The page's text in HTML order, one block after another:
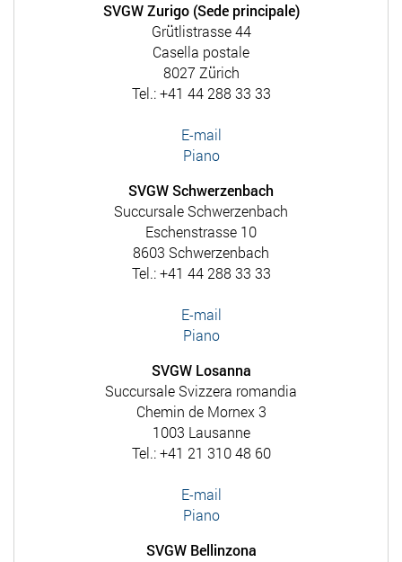
SVGW Zurigo (Sede principale)
Grütlistrasse 44
Casella postale
8027 Zürich
Tel.: +41 44 288 33 33
E-mail
Piano
SVGW Schwerzenbach
Succursale Schwerzenbach
Eschenstrasse 10
8603 Schwerzenbach
Tel.: +41 44 288 33 33
E-mail
Piano
SVGW Losanna
Succursale Svizzera romandia
Chemin de Mornex 3
1003 Lausanne
Tel.: +41 21 310 48 60
E-mail
Piano
SVGW Bellinzona